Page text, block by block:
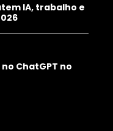
IA, trabalho e
ChatGPT no